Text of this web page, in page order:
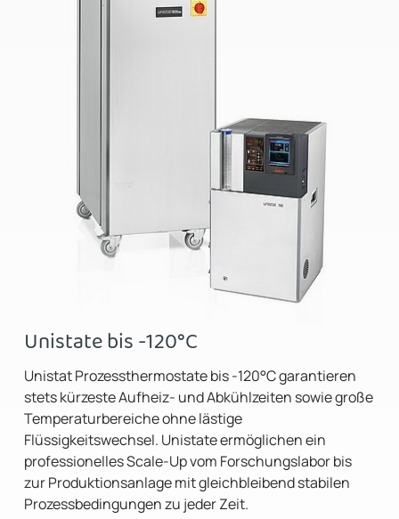
Unistate bis -120°C
Unistat Prozessthermostate bis -120°C garantieren
stets kürzeste Aufheiz- und Abkühlzeiten sowie große
Temperaturbereiche ohne lästige
Flüssigkeitswechsel. Unistate ermöglichen ein
professionelles Scale-Up vom Forschungslabor bis
zur Produktionsanlage mit gleichbleibend stabilen
Prozessbedingungen zu jeder Zeit.